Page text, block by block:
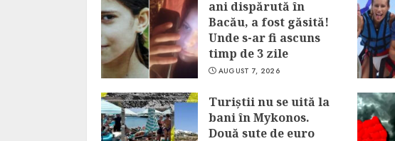
ani dispărută în
Bacău, a fost găsită!
Unde s-ar fi ascuns
timp de 3 zile
AUGUST 7, 2026
Turiștii nu se uită la
bani în Mykonos.
Două sute de euro